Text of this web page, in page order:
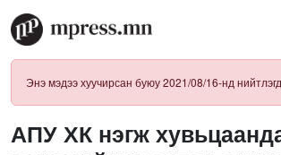
Энэ мэдээ хуучирсан буюу 2021/08/16-нд
АПУ ХК нэгж